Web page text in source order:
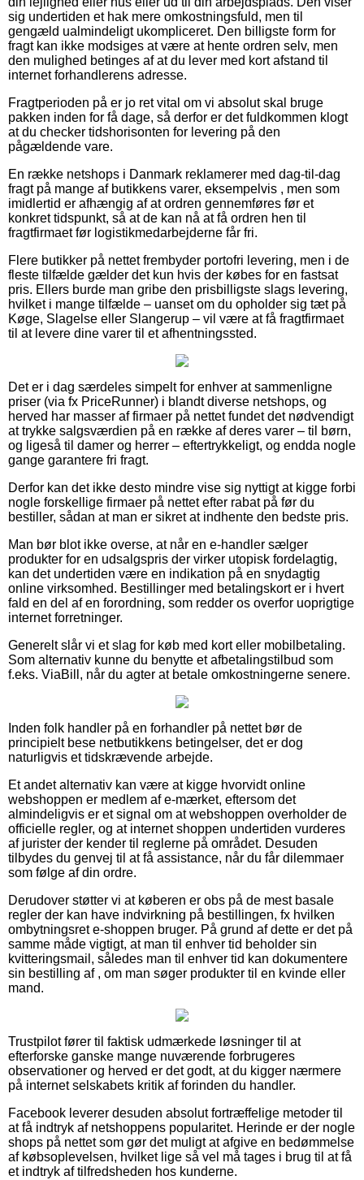
sig undertiden et hak mere omkostningsfuld, men til
gengæld ualmindeligt ukompliceret. Den billigste form for
fragt kan ikke modsiges at være at hente ordren selv, men
den mulighed betinges af at du lever med kort afstand til
internet forhandlerens adresse.
Fragtperioden på er jo ret vital om vi absolut skal bruge
pakken inden for få dage, så derfor er det fuldkommen klogt
at du checker tidshorisonten for levering på den
pågældende vare.
En række netshops i Danmark reklamerer med dag-til-dag
fragt på mange af butikkens varer, eksempelvis , men som
imidlertid er afhængig af at ordren gennemføres før et
konkret tidspunkt, så at de kan nå at få ordren hen til
fragtfirmaet før logistikmedarbejderne får fri.
Flere butikker på nettet frembyder portofri levering, men i de
fleste tilfælde gælder det kun hvis der købes for en fastsat
pris. Ellers burde man gribe den prisbilligste slags levering,
hvilket i mange tilfælde – uanset om du opholder sig tæt på
Køge, Slagelse eller Slangerup – vil være at få fragtfirmaet
til at levere dine varer til et afhentningssted.
Det er i dag særdeles simpelt for enhver at sammenligne
priser (via fx PriceRunner) i blandt diverse netshops, og
herved har masser af firmaer på nettet fundet det nødvendigt
at trykke salgsværdien på en række af deres varer – til børn,
og ligeså til damer og herrer – eftertrykkeligt, og endda nogle
gange garantere fri fragt.
Derfor kan det ikke desto mindre vise sig nyttigt at kigge forbi
nogle forskellige firmaer på nettet efter rabat på før du
bestiller, sådan at man er sikret at indhente den bedste pris.
Man bør blot ikke overse, at når en e-handler sælger
produkter for en udsalgspris der virker utopisk fordelagtig,
kan det undertiden være en indikation på en snydagtig
online virksomhed. Bestillinger med betalingskort er i hvert
fald en del af en forordning, som redder os overfor uoprigtige
internet forretninger.
Generelt slår vi et slag for køb med kort eller mobilbetaling.
Som alternativ kunne du benytte et afbetalingstilbud som
f.eks. ViaBill, når du agter at betale omkostningerne senere.
Inden folk handler på en forhandler på nettet bør de
principielt bese netbutikkens betingelser, det er dog
naturligvis et tidskrævende arbejde.
Et andet alternativ kan være at kigge hvorvidt online
webshoppen er medlem af e-mærket, eftersom det
almindeligvis er et signal om at webshoppen overholder de
officielle regler, og at internet shoppen undertiden vurderes
af jurister der kender til reglerne på området. Desuden
tilbydes du genvej til at få assistance, når du får dilemmaer
som følge af din ordre.
Derudover støtter vi at køberen er obs på de mest basale
regler der kan have indvirkning på bestillingen, fx hvilken
ombytningsret e-shoppen bruger. På grund af dette er det på
samme måde vigtigt, at man til enhver tid beholder sin
kvitteringsmail, således man til enhver tid kan dokumentere
sin bestilling af , om man søger produkter til en kvinde eller
mand.
Trustpilot fører til faktisk udmærkede løsninger til at
efterforske ganske mange nuværende forbrugeres
observationer og herved er det godt, at du kigger nærmere
på internet selskabets kritik af forinden du handler.
Facebook leverer desuden absolut fortræffelige metoder til
at få indtryk af netshoppens popularitet. Herinde er der nogle
shops på nettet som gør det muligt at afgive en bedømmelse
af købsoplevelsen, hvilket lige så vel må tages i brug til at få
et indtryk af tilfredsheden hos kunderne.